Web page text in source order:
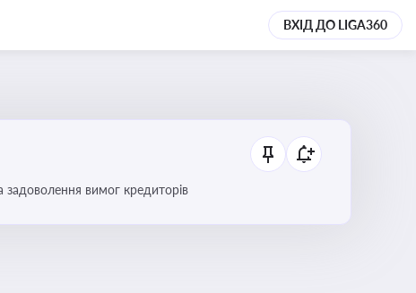
ВХІД ДО LIGA360
задоволення вимог кредиторів